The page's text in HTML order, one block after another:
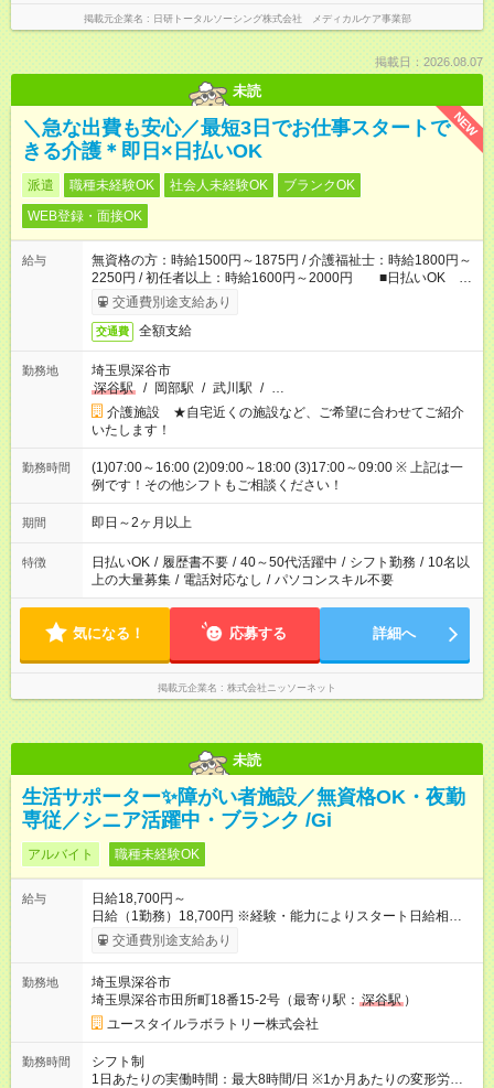
掲載元企業名 日研トータルソーシング株式会社 メディカルケア事業部
掲載日：2026.08.07
未読
NEW
＼急な出費も安心／最短3日でお仕事スタートで
きる介護＊即日×日払いOK
派遣 職種未経験OK 社会人未経験OK
ブランクOK
WEB登録・面接OK
給与
無資格の方：時給1500円～1875円 / 介護福祉士：時給1800円～
2250円 / 初任者以上：時給1600円～2000円 ■日払いOK ■
日収例：1万2000円（時給1500円×8h）
交通費別途支給あり
交通費 全額支給
勤務地
埼玉県深谷市
深谷駅
/ 岡部駅 / 武川駅 / …
介護施設 ★自宅近くの施設など、ご希望に合わせてご紹介
いたします！
勤務時間
(1)07:00～16:00 (2)09:00～18:00 (3)17:00～09:00 ※ 上記は一
例です！その他シフトもご相談ください！
期間 即日～2ヶ月以上
特徴 日払いOK / 履歴書不要 / 40～50代活躍中 / シフト勤務 / 10名以
上の大量募集 / 電話対応なし / パソコンスキル不要
気になる！ 応募する 詳細へ
掲載元企業名 株式会社ニッソーネット
未読
生活サポーター✨障がい者施設／無資格OK・夜勤
専従／シニア活躍中・ブランク /Gi
アルバイト 職種未経験OK
給与
日給18,700円～
日給（1勤務）18,700円 ※経験・能力によりスタート日給相談
可・昇給可 【試用期間】試用期間あり 試用期間の長さ：3ヶ月
雇用形態、給与は本採用時と同じです。
交通費別途支給あり
勤務地
埼玉県深谷市
埼玉県深谷市田所町18番15-2号（最寄り駅： 深谷駅 ）
ユースタイルラボラトリー株式会社
勤務時間
シフト制
1日あたりの実働時間：最大8時間/日 ※1か月あたりの変形労働